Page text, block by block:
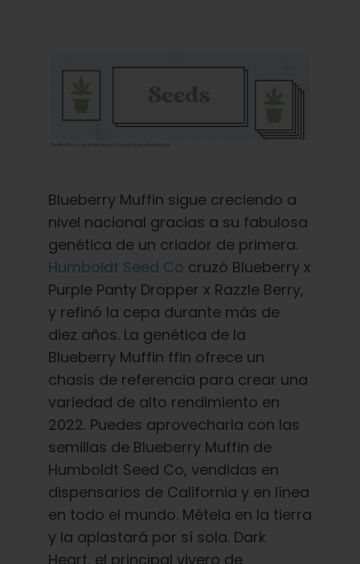
Blueberry Muffin sigue creciendo a
nivel nacional gracias a su fabulosa
genética de un criador de primera.
Humboldt Seed Co cruzó Blueberry x
Purple Panty Dropper x Razzle Berry,
y refinó la cepa durante más de
diez años. La genética de la
Blueberry Muffin ffin ofrece un
chasis de referencia para crear una
variedad de alto rendimiento en
2022. Puedes aprovecharla con las
semillas de Blueberry Muffin de
Humboldt Seed Co, vendidas en
dispensarios de California y en línea
en todo el mundo. Métela en la tierra
y la aplastará por sí sola. Dark
Heart, el principal vivero de